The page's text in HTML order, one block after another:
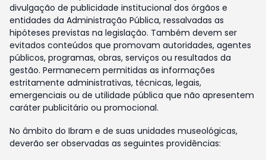
divulgação de publicidade institucional dos órgãos e
entidades da Administração Pública, ressalvadas as
hipóteses previstas na legislação. Também devem ser
evitados conteúdos que promovam autoridades, agentes
públicos, programas, obras, serviços ou resultados da
gestão. Permanecem permitidas as informações
estritamente administrativas, técnicas, legais,
emergenciais ou de utilidade pública que não apresentem
caráter publicitário ou promocional.
No âmbito do Ibram e de suas unidades museológicas,
deverão ser observadas as seguintes providências: